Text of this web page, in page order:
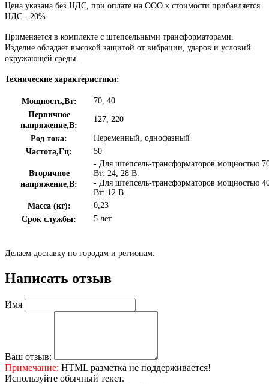
Цена указана без НДС, при оплате на ООО к стоимости прибавляется
НДС - 20%.
Применяется в комплекте с штепсельными трансформаторами.
Изделие обладает высокой защитой от вибрации, ударов и условий
окружающей среды.
Технические характеристики:
Мощность,Вт:
70, 40
Первичное
напряжение,В:
127, 220
Род тока:
Переменный, однофазный
Частота,Гц:
50
Вторичное
напряжение,В:
- Для штепсель-трансформаторов мощностью
Вт: 24, 28 В.
- Для штепсель-трансформаторов мощностью
Вт: 12 В.
Масса (кг):
0,23
Срок службы:
5 лет
Делаем доставку по городам и регионам.
Написать отзыв
Имя
Ваш отзыв:
Примечание: HTML разметка не поддерживается!
Используйте обычный текст.